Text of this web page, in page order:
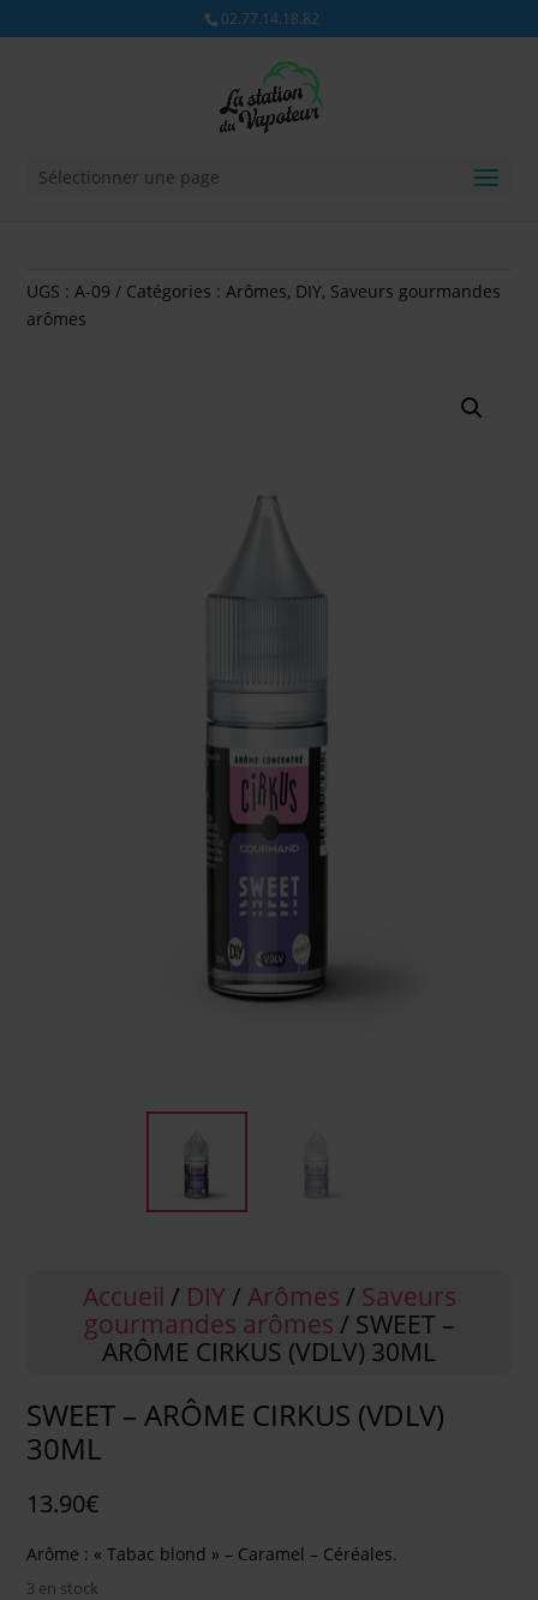
02.77.14.18.82
Sélectionner une page
UGS :A-09 Catégories :Arômes, DIY, Saveurs gourmandes
arômes
Accueil / DIY / Arômes / Saveurs
gourmandes arômes / SWEET –
ARÔME CIRKUS (VDLV) 30ML
SWEET – ARÔME CIRKUS (VDLV)
30ML
13.90€
Arôme : « Tabac blond » – Caramel – Céréales.
3 en stock